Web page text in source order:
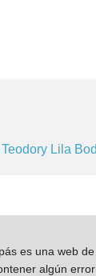
Teodory Lila
es una web
algún